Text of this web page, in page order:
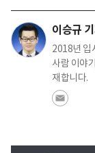
이승규
2018년 입
사람 이야
재합니다.